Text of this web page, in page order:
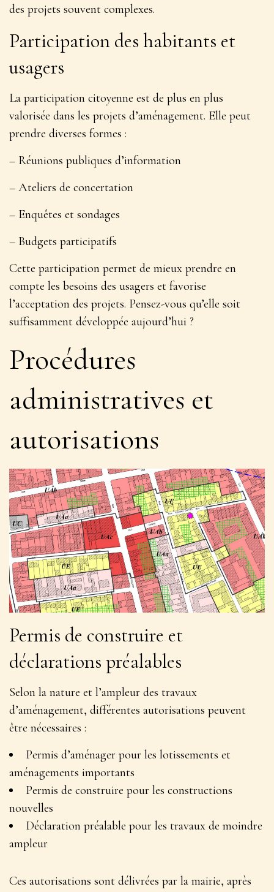
des projets souvent complexes.
Participation des habitants et
usagers
La participation citoyenne est de plus en plus
valorisée dans les projets d’aménagement. Elle peut
prendre diverses formes :
– Réunions publiques d’information
– Ateliers de concertation
– Enquêtes et sondages
– Budgets participatifs
Cette participation permet de mieux prendre en
compte les besoins des usagers et favorise
l’acceptation des projets. Pensez-vous qu’elle soit
suffisamment développée aujourd’hui ?
Procédures
administratives et
autorisations
Permis de construire et
déclarations préalables
Selon la nature et l’ampleur des travaux
d’aménagement, différentes autorisations peuvent
être nécessaires :
Permis d’aménager pour les lotissements et
aménagements importants
Permis de construire pour les constructions
nouvelles
Déclaration préalable pour les travaux de moindre
ampleur
Ces autorisations sont délivrées par la mairie, après